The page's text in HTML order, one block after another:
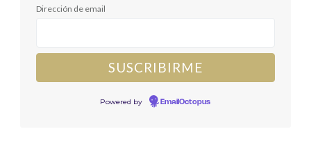
Dirección de email
Powered by EmailOctopus